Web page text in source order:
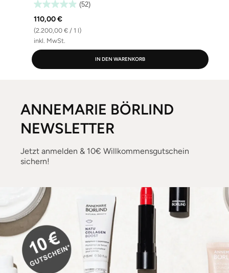
(52)
110,00 €
(2.200,00 € / 1 l)
inkl. MwSt.
IN DEN WARENKORB
ANNEMARIE BÖRLIND
NEWSLETTER
Jetzt anmelden & 10€ Willkommensgutschein
sichern!